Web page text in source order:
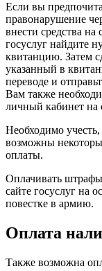
Если вы
правонарушение
внести средства
госуслуг найдите
квитанцию. Затем
указанный в
переводе и
Вам также
личный кабинет на
Необходимо учесть,
возможны
оплаты.
Оплачивать
сайте госуслуг на
повестке в армию.
Оплата
Также возможна